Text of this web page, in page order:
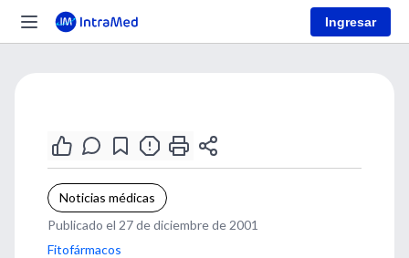
Ingresar
Noticias médicas
Publicado el 27 de diciembre de 2001
Fitofármacos